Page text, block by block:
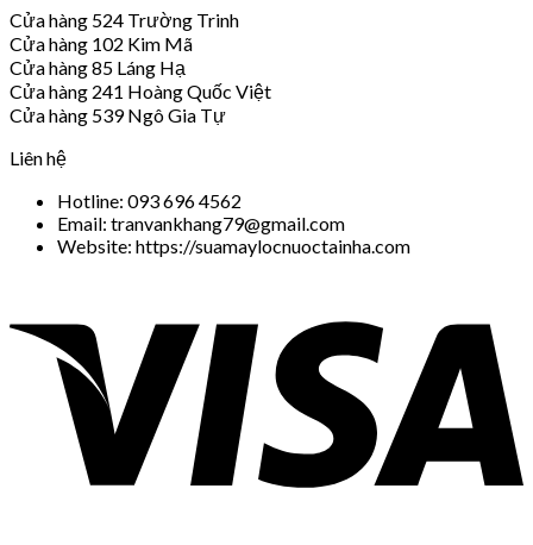
Cửa hàng 524 Trường Trinh
Cửa hàng 102 Kim Mã
Cửa hàng 85 Láng Hạ
Cửa hàng 241 Hoàng Quốc Việt
Cửa hàng 539 Ngô Gia Tự
Liên hệ
Hotline: 093 696 4562
Email: tranvankhang79@gmail.com
Website: https://suamaylocnuoctainha.com